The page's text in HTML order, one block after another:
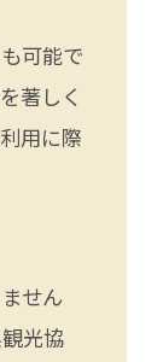
可能で
著しく
用に際
せん
光協